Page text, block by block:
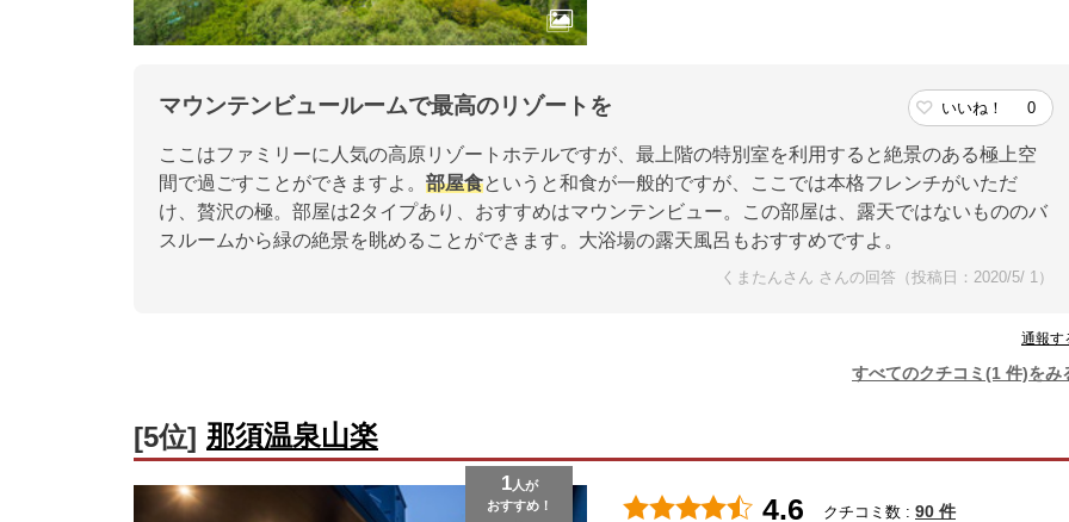
マウンテンビュールームで最高のリゾートを いいね！ 0
ここはファミリーに人気の高原リゾートホテルですが、最上階の特別室を利用すると絶景のある極上空
間で過ごすことができますよ。 部屋食というと和食が一般的ですが、ここでは本格フレンチがいただ
け、贅沢の極。部屋は2タイプあり、おすすめはマウンテンビュー。この部屋は、露天ではないもののバ
スルームから緑の絶景を眺めることができます。大浴場の露天風呂もおすすめですよ。
くまたんさん さんの回答（投稿日：2020/5/ 1）
通報す
すべてのクチコミ(1 件)をみ
[5位] 那須温泉山楽
1人が
おすすめ！
4.6 クチコミ数 : 90 件